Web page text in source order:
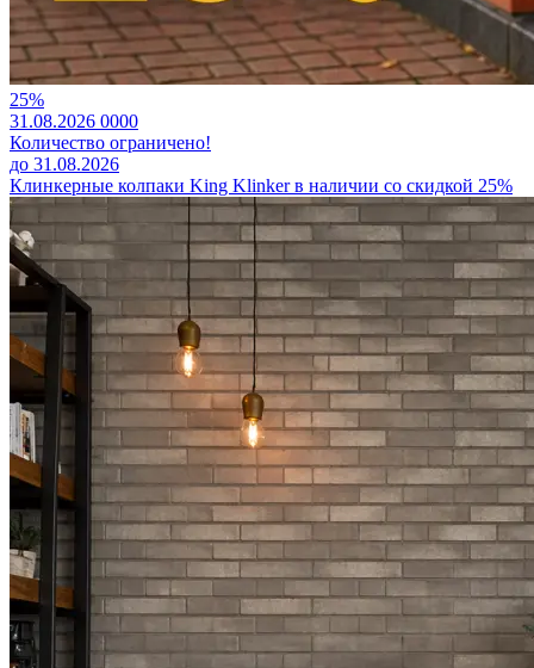
25%
31.08.2026 0000
Количество ограничено!
до 31.08.2026
Клинкерные колпаки King Klinker в наличии со скидкой 25%